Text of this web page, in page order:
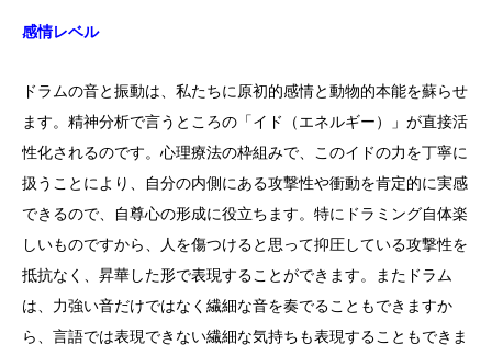
感情レベル
ドラムの音と振動は、私たちに原初的感情と動物的本能を蘇らせ
ます。精神分析で言うところの「イド（エネルギー）」が直接活
性化されるのです。心理療法の枠組みで、このイドの力を丁寧に
扱うことにより、自分の内側にある攻撃性や衝動を肯定的に実感
できるので、自尊心の形成に役立ちます。特にドラミング自体楽
しいものですから、人を傷つけると思って抑圧している攻撃性を
抵抗なく、昇華した形で表現することができます。またドラム
は、力強い音だけではなく繊細な音を奏でることもできますか
ら、言語では表現できない繊細な気持ちも表現することもできま